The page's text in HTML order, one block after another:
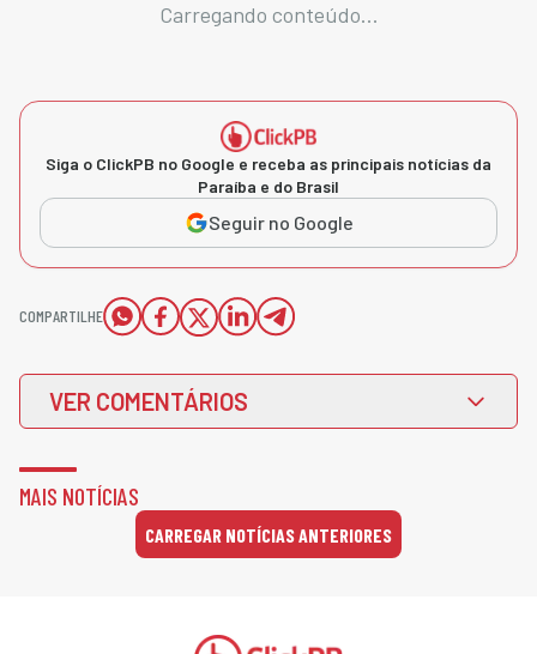
Carregando conteúdo...
Siga o ClickPB no Google e receba as principais notícias da
Paraíba e do Brasil
Seguir no Google
COMPARTILHE
VER COMENTÁRIOS
MAIS NOTÍCIAS
CARREGAR NOTÍCIAS ANTERIORES